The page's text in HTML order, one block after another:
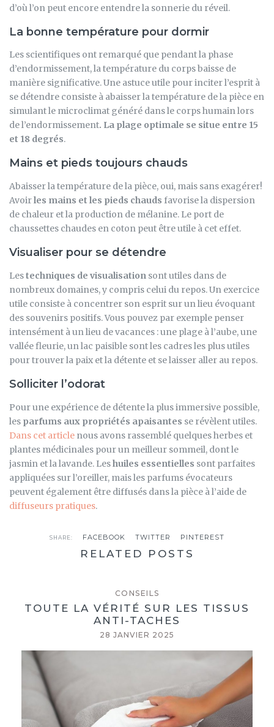
d’où l’on peut encore entendre la sonnerie du réveil.
La bonne température pour dormir
Les scientifiques ont remarqué que pendant la phase
d’endormissement, la température du corps baisse de
manière significative. Une astuce utile pour inciter l’esprit à
se détendre consiste à abaisser la température de la pièce en
simulant le microclimat généré dans le corps humain lors
de l’endormissement. La plage optimale se situe entre 15
et 18 degrés.
Mains et pieds toujours chauds
Abaisser la température de la pièce, oui, mais sans exagérer!
Avoirles mains et les pieds chauds favorise la dispersion
de chaleur et la production de mélanine. Le port de
chaussettes chaudes en coton peut être utile à cet effet.
Visualiser pour se détendre
Lestechniques de visualisation sont utiles dans de
nombreux domaines, y compris celui du repos. Un exercice
utile consiste à concentrer son esprit sur un lieu évoquant
des souvenirs positifs. Vous pouvez par exemple penser
intensément à un lieu de vacances : une plage à l’aube, une
vallée fleurie, un lac paisible sont les cadres les plus utiles
pour trouver la paix et la détente et se laisser aller au repos.
Solliciter l’odorat
Pour une expérience de détente la plus immersive possible,
les parfums aux propriétés apaisantes se révèlent utiles.
Dans cet article nous avons rassemblé quelques herbes et
plantes médicinales pour un meilleur sommeil, dont le
jasmin et la lavande. Leshuiles essentielles sont parfaites
appliquées sur l’oreiller, mais les parfums évocateurs
peuvent également être diffusés dans la pièce à l’aide de
diffuseurs pratiques.
SHARE: FACEBOOK TWITTER PINTEREST
RELATED POSTS
CONSEILS
TOUTE LA VÉRITÉ SUR LES TISSUS
ANTI-TACHES
28 JANVIER 2025